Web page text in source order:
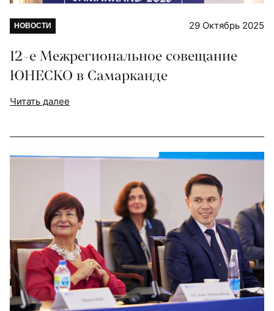
НОВОСТИ 29 Октябрь 2025
12-е Межрегиональное совещание
ЮНЕСКО в Самарканде
Читать далее